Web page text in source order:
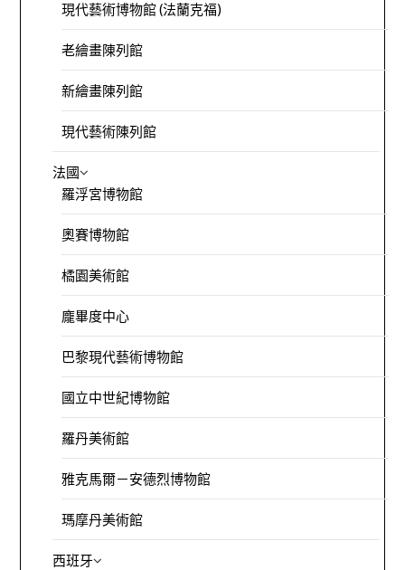
現代藝術博物館 (法蘭克福)
老繪畫陳列館
新繪畫陳列館
現代藝術陳列館
法國
羅浮宮博物館
奧賽博物館
橘園美術館
龐畢度中心
巴黎現代藝術博物館
國立中世紀博物館
羅丹美術館
雅克馬爾－安德烈博物館
瑪摩丹美術館
西班牙